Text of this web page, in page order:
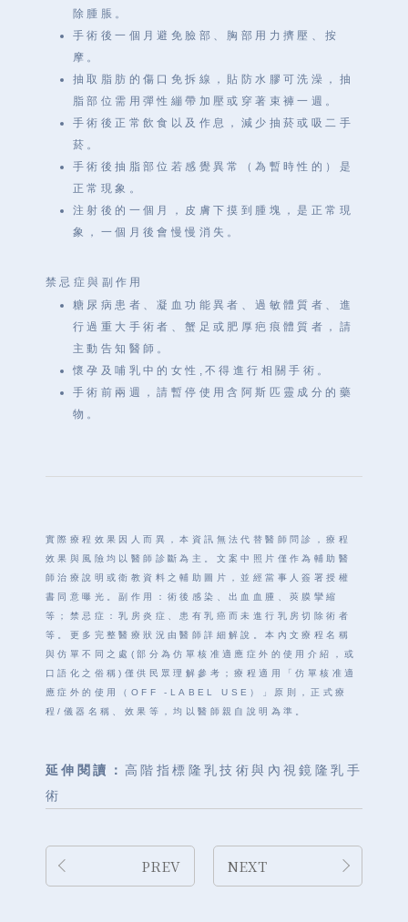
除腫脹。
手術後一個月避免臉部、胸部用力擠壓、按
摩。
抽取脂肪的傷口免拆線，貼防水膠可洗澡，抽
脂部位需用彈性繃帶加壓或穿著束褲一週。
手術後正常飲食以及作息，減少抽菸或吸二手
菸。
手術後抽脂部位若感覺異常（為暫時性的）是
正常現象。
注射後的一個月，皮膚下摸到腫塊，是正常現
象，一個月後會慢慢消失。
禁忌症與副作用
糖尿病患者、凝血功能異者、過敏體質者、進
行過重大手術者、蟹足或肥厚疤痕體質者，請
主動告知醫師。
懷孕及哺乳中的女性,不得進行相關手術。
手術前兩週，請暫停使用含 阿斯匹靈 成分的藥
物。
實際療程效果因人而異，本資訊無法代替醫師問診，療程
效果與風險均以醫師診斷為主。文案中照片僅作為輔助醫
師治療說明或衛教資料之輔助圖片，並經當事人簽署授權
書同意曝光。副作用：術後感染、出血血腫、莢膜攣縮
等；禁忌症：乳房炎症、患有乳癌而未進行乳房切除術者
等。更多完整醫療狀況由醫師詳細解說。本內文療程名稱
與仿單不同之處(部分為仿單核准適應症外的使用介紹，或
口語化之俗稱)僅供民眾理解參考；療程適用「仿單核准適
應症外的使用（OFF -LABEL USE）」原則，正式療
程/儀器名稱、效果等，均以醫師親自說明為準。
延伸閱讀： 高階指標隆乳技術與內視鏡隆乳手
術
PREV NEXT